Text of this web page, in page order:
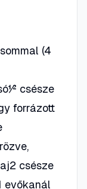
(4
csésze
forrázott
csésze
evőkanál